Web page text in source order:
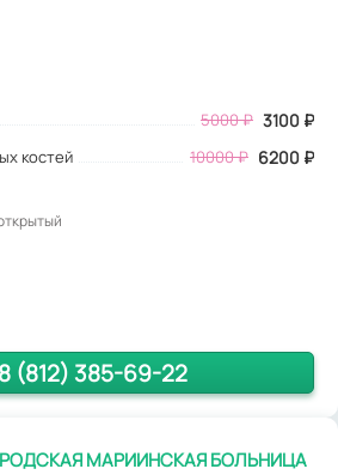
5000₽ 3100 ₽
костей 10000 ₽ 6200 ₽
8 (812) 385-69-22
МАРИИНСКАЯ БОЛЬНИЦА